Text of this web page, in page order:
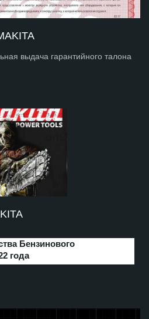
выдача гарантийного талона
Бензинового
года